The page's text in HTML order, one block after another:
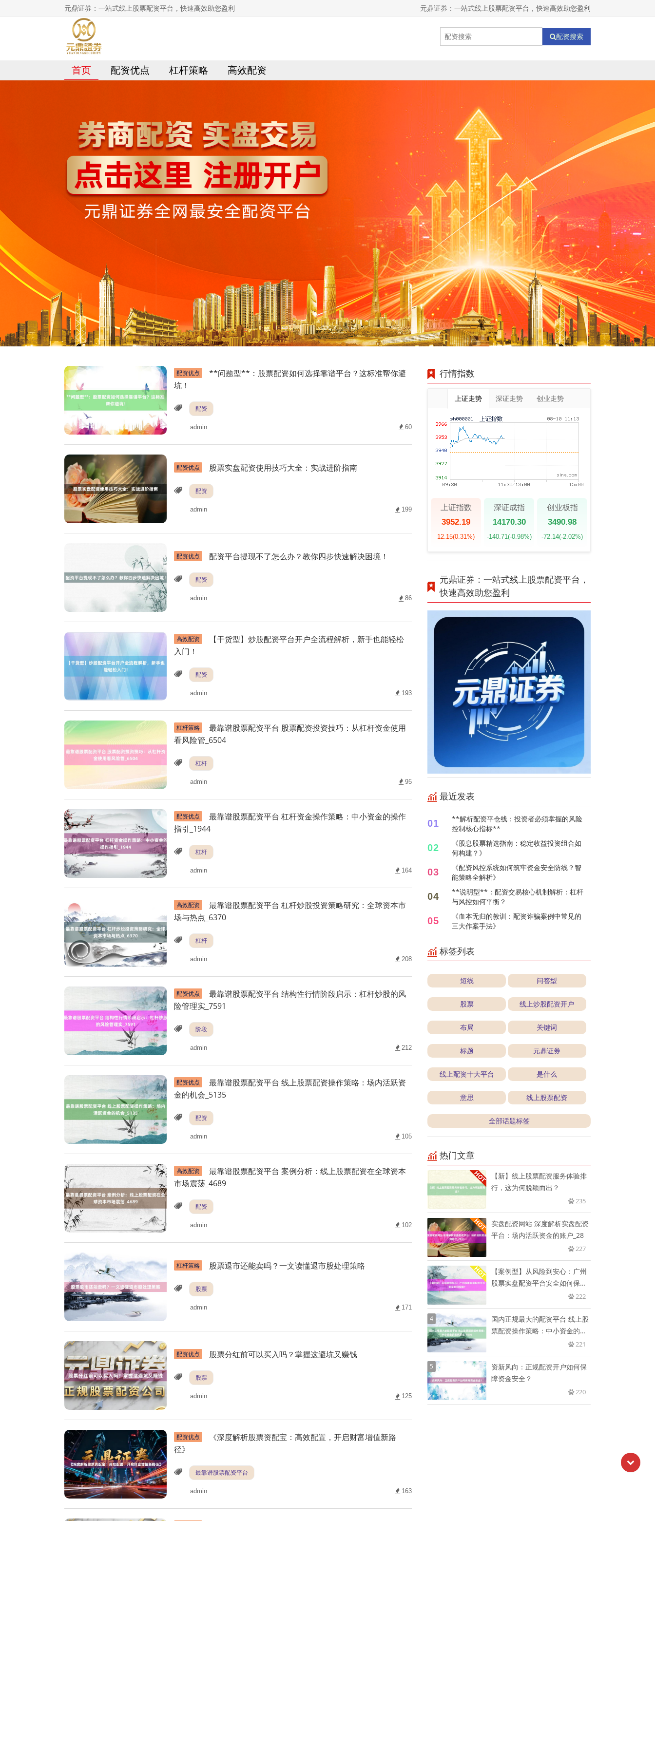
元鼎证券：一站式线上股票配资平台，快速高效助您盈利 元鼎证券：一站式线上股票配资平台，快速高效助您盈利
配资搜索
首页 配资优点 杠杆策略 高效配资
配资优点
**问题型**：股票配资如何选择靠谱平台？这标准帮你避
坑！
配资
admin 60
配资优点 股票实盘配资使用技巧大全：实战进阶指南
配资
admin 199
配资优点 配资平台提现不了怎么办？教你四步快速解决困境！
配资
admin 86
高效配资
【干货型】炒股配资平台开户全流程解析，新手也能轻松
入门！
配资
admin 193
杠杆策略
最靠谱股票配资平台 股票配资投资技巧：从杠杆资金使用
看风险管_6504
杠杆
admin 95
配资优点
最靠谱股票配资平台 杠杆资金操作策略：中小资金的操作
指引_1944
杠杆
admin 164
高效配资
最靠谱股票配资平台 杠杆炒股投资策略研究：全球资本市
场与热点_6370
杠杆
admin 208
配资优点
最靠谱股票配资平台 结构性行情阶段启示：杠杆炒股的风
险管理实_7591
阶段
admin 212
配资优点
最靠谱股票配资平台 线上股票配资操作策略：场内活跃资
金的机会_5135
配资
admin 105
高效配资
最靠谱股票配资平台 案例分析：线上股票配资在全球资本
市场震荡_4689
配资
admin 102
杠杆策略 股票退市还能卖吗？一文读懂退市股处理策略
股票
admin 171
配资优点 股票分红前可以买入吗？掌握这避坑又赚钱
股票
admin 125
配资优点
《深度解析股票资配宝：高效配置，开启财富增值新路
径》
最靠谱股票配资平台
admin 163
行情指数
上证走势 深证走势 创业走势
上证指数
3952.19
12.15(0.31%)
深证成指
14170.30
-140.71(-0.98%)
创业板指
3490.98
-72.14(-2.02%)
元鼎证券：一站式线上股票配资平台，
快速高效助您盈利
最近发表
01
**解析配资平仓线：投资者必须掌握的风险
控制核心指标**
02
《股息股票精选指南：稳定收益投资组合如
何构建？》
03
《配资风控系统如何筑牢资金安全防线？智
能策略全解析》
04
**说明型**：配资交易核心机制解析：杠杆
与风控如何平衡？
05
《血本无归的教训：配资诈骗案例中常见的
三大作案手法》
标签列表
短线 问答型
股票 线上炒股配资开户
布局 关键词
标题 元鼎证券
线上配资十大平台 是什么
意思 线上股票配资
全部话题标签
热门文章
【新】线上股票配资服务体验排
行，这为何脱颖而出？
235
实盘配资网站 深度解析实盘配资
平台：场内活跃资金的账户_28
227
【案例型】从风险到安心：广州
股票实盘配资平台安全如何保
222
4
国内正规最大的配资平台 线上股
票配资操作策略：中小资金的案
221
5
资新风向：正规配资开户如何保
障资金安全？
220